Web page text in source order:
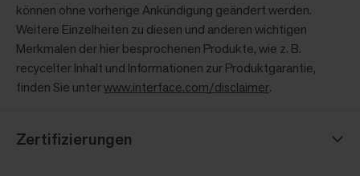
können ohne vorherige Ankündigung geändert werden.
Weitere Einzelheiten zu diesen und anderen wichtigen
Merkmalen der hier besprochenen Produkte, wie z. B.
recycelter Inhalt und Informationen zur Produktgarantie,
finden Sie unterwww.interface.com/disclaimer.
Zertifizierungen